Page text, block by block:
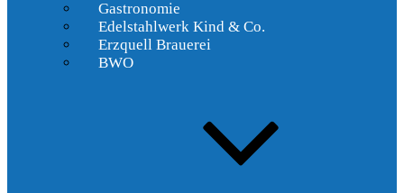
Gastronomie
Edelstahlwerk Kind & Co.
Erzquell Brauerei
BWO